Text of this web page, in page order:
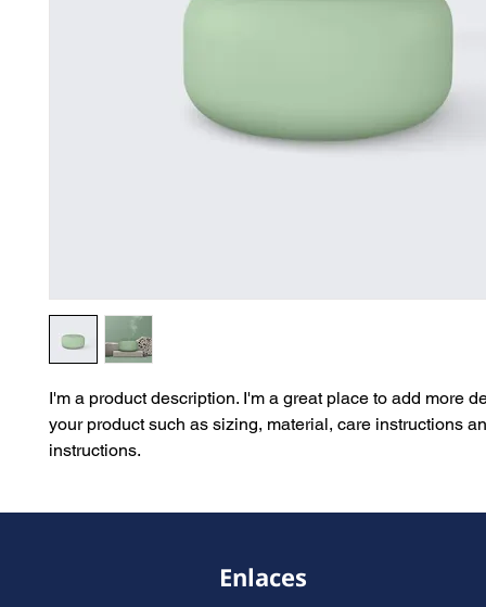
I'm a product description. I'm a great place to add more
your product such as sizing, material, care instructions
instructions.
Enlaces